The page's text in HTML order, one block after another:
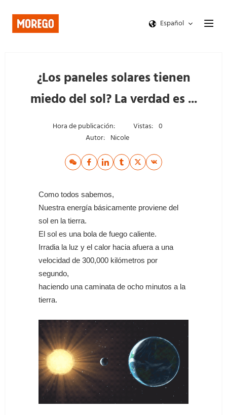
Español
¿Los paneles solares tienen
miedo del sol? La verdad es ...
Hora de publicación: Vistas: 0
Autor: Nicole
Como todos sabemos,
Nuestra energía básicamente proviene del
sol en la tierra.
El sol es una bola de fuego caliente.
Irradia la luz y el calor hacia afuera a una
velocidad de 300,000 kilómetros por
segundo,
haciendo una caminata de ocho minutos a la
tierra.